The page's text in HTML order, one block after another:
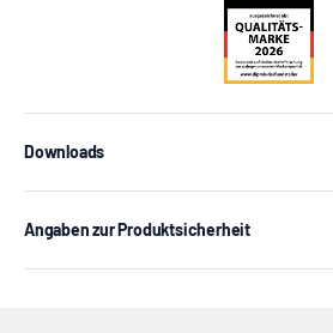
Downloads
Angaben zur Produktsicherheit